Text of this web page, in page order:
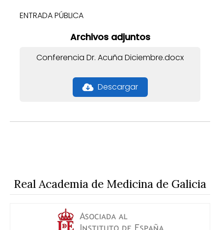
ENTRADA PÚBLICA
Archivos adjuntos
Conferencia Dr. Acuña Diciembre.docx
Descargar
Real Academia de Medicina de Galicia